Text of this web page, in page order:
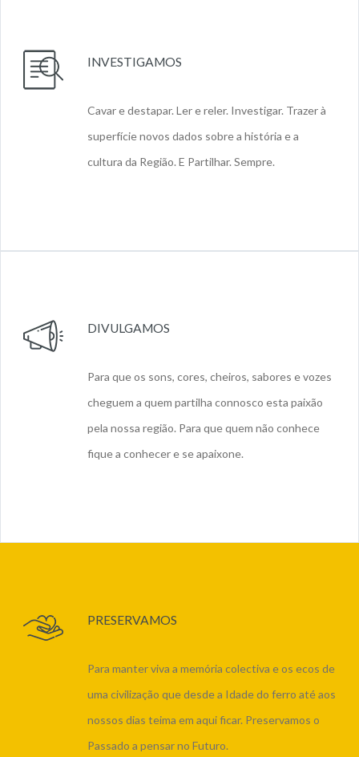
INVESTIGAMOS
Cavar e destapar. Ler e reler. Investigar. Trazer à
superfície novos dados sobre a história e a
cultura da Região. E Partilhar. Sempre.
DIVULGAMOS
Para que os sons, cores, cheiros, sabores e vozes
cheguem a quem partilha connosco esta paixão
pela nossa região. Para que quem não conhece
fique a conhecer e se apaixone.
PRESERVAMOS
Para manter viva a memória colectiva e os ecos de
uma civilização que desde a Idade do ferro até aos
nossos dias teima em aqui ficar. Preservamos o
Passado a pensar no Futuro.